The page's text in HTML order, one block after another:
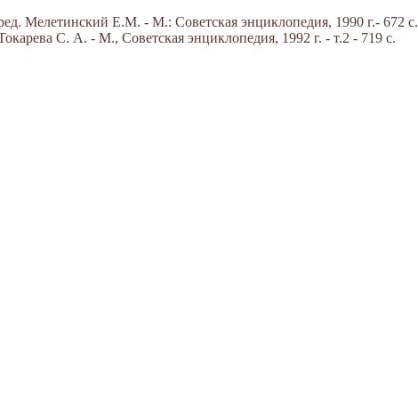
Мелетинский Е.М. - М.: Советская энциклопедия, 1990 г.- 672 с.
С. А. - М., Советская энциклопедия, 1992 г. - т.2 - 719 с.